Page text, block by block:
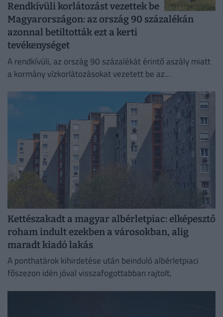
Rendkívüli korlátozást vezettek be
Magyarországon: az ország 90 százalékán
azonnal betiltották ezt a kerti
tevékenységet
A rendkívüli, az ország 90 százalékát érintő aszály miatt
a kormány vízkorlátozásokat vezetett be az
biztosítása érdekében.
Kettészakadt a magyar albérletpiac: elképesztő
roham indult ezekben a városokban, alig
maradt kiadó lakás
A ponthatárok kihirdetése után beinduló albérletpiaci
főszezon idén jóval visszafogottabban rajtolt,